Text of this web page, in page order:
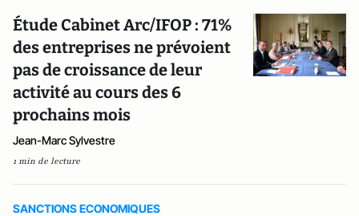
Étude Cabinet Arc/IFOP : 71%
des entreprises ne prévoient
pas de croissance de leur
activité au cours des 6
prochains mois
Jean-Marc Sylvestre
1 min de lecture
SANCTIONS ECONOMIQUES